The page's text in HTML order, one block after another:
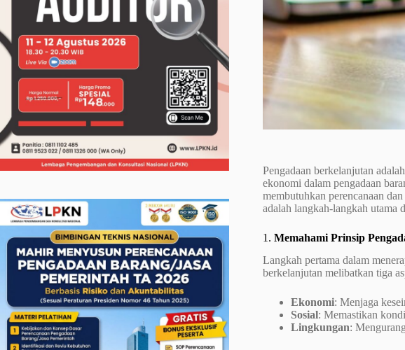
Pengadaan berkelanjutan
ekonomi dalam pengadaan
membutuhkan perencanaan
adalah langkah-langkah utama
1. Memahami Prinsip
Langkah pertama dalam
berkelanjutan melibatkan tiga
Ekonomi: Menjaga
Sosial: Memastikan
Lingkungan: